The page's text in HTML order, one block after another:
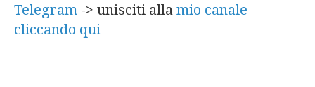
Telegram -> unisciti alla mio canale
cliccando qui